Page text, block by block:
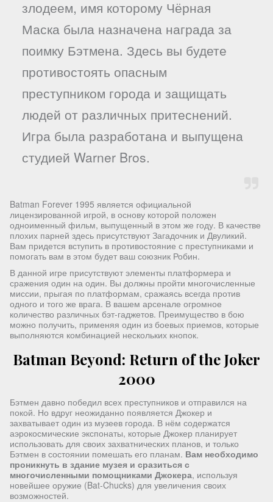
злодеем, имя которому Чёрная
Маска была назначена награда за
поимку Бэтмена. Здесь вы будете
противостоять опасным
преступником города и защищать
людей от различных притеснений.
Игра была разработана и выпущена
студией Warner Bros.
Batman Forever 1995 является официальной
лицензированной игрой, в основу которой положен
одноименный фильм, выпущенный в этом же году. В качестве
плохих парней здесь присутствуют Загадочник и Двуликий.
Вам придется вступить в противостояние с преступниками и
помогать вам в этом будет ваш союзник Робин.
В данной игре присутствуют элементы платформера и
сражения один на один. Вы должны пройти многочисленные
миссии, прыгая по платформам, сражаясь всегда против
одного и того же врага. В вашем арсенале огромное
количество различных бэт-гаджетов. Преимущество в бою
можно получить, применяя один из боевых приемов, которые
выполняются комбинацией нескольких кнопок.
Batman Beyond: Return of the Joker
2000
Бэтмен давно победил всех преступников и отправился на
покой. Но вдруг неожиданно появляется Джокер и
захватывает один из музеев города. В нём содержатся
аэрокосмические экспонаты, которые Джокер планирует
использовать для своих захватнических планов, и только
Бэтмен в состоянии помешать его планам. Вам необходимо
проникнуть в здание музея и сразиться с
многочисленными помощниками Джокера, используя
новейшее оружие (Bat-Chucks) для увеличения своих
возможностей.